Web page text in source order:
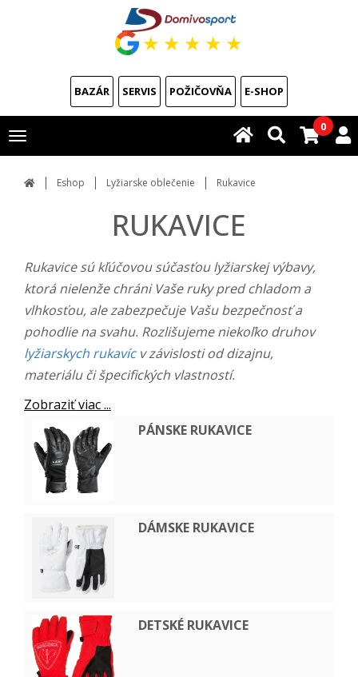
★ ★ ★ ★ ★
BAZÁR SERVIS POŽIČOVŇA E-SHOP
Toggle
navigation
0
Eshop Lyžiarske oblečenie Rukavice
RUKAVICE
Rukavice sú kľúčovou súčasťou lyžiarskej výbavy,
ktorá nielenže chráni Vaše ruky pred chladom a
vlhkosťou, ale zabezpečuje Vašu bezpečnosť a
pohodlie na svahu. Rozlišujeme niekoľko druhov
lyžiarskych rukavícv závislosti od dizajnu,
materiálu či špecifických vlastností.
Zobraziť viac ...
PÁNSKE RUKAVICE
DÁMSKE RUKAVICE
DETSKÉ RUKAVICE